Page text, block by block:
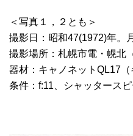
＜写真１，２とも＞
撮影日：昭和47(1972)年。
撮影場所：札幌市電・幌北
器材：キャノネットQL17（
条件：f:11、シャッタース